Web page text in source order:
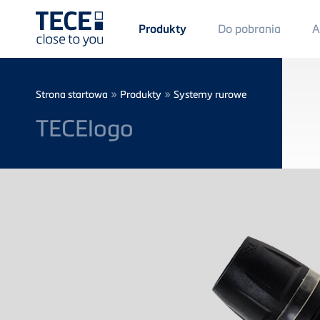
Main
Menü
1
Produkty Do pobrania
Breadcrumb
Strona startowa » Produkty » Systemy rurowe
TECElogo